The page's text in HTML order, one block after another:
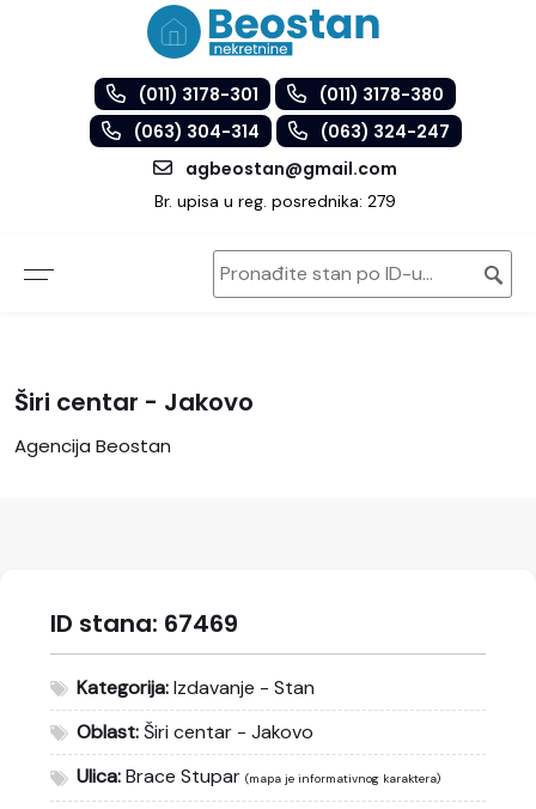
(011) 3178-301
(011) 3178-380
(063) 304-314
(063) 324-247
agbeostan@gmail.com
Br. upisa u reg. posrednika: 279
Širi centar - Jakovo
Agencija Beostan
ID stana: 67469
Kategorija:Izdavanje - Stan
Oblast:Širi centar - Jakovo
Ulica:Brace Stupar (mapa je informativnog karaktera)